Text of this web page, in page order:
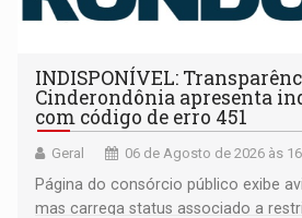
INDISPONÍVEL:
Cinderondônia apresenta
com código de erro 451
Geral 06 de Agosto de 2026 às
Página do consórcio público exibe
mas carrega status associado a